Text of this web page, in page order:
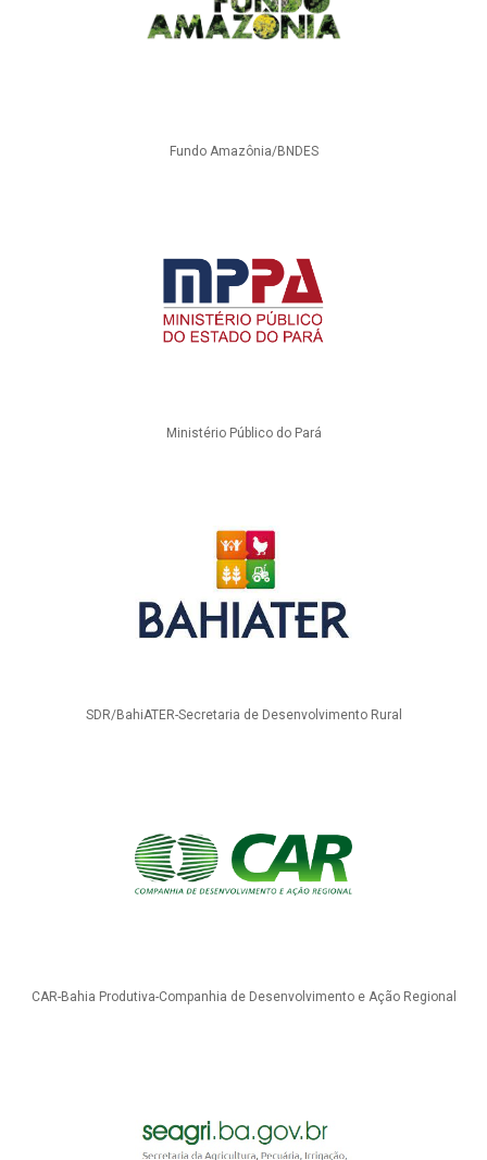
Fundo Amazônia/BNDES
Ministério Público do Pará
SDR/BahiATER-Secretaria de Desenvolvimento Rural
CAR-Bahia Produtiva-Companhia de Desenvolvimento e Ação Regional